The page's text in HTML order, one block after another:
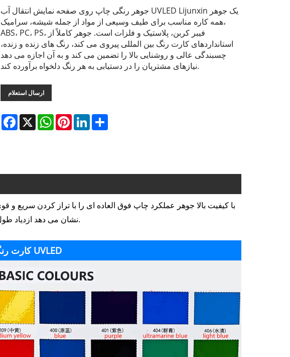
جوهر رنگی چاپ روی صفحه نمایش انتقال آب UVLED Lijunxin یک جوهر
همه کاره مناسب برای طیف وسیعی از مواد از جمله شیشه، سرامیک،
ABS، PC، PS، فیبر کربن، پلاستیک و فلزات است. جوهر کاملاً از
استانداردهای کارت رنگ بین المللی پیروی می کند، رنگ های زنده و زنده،
چسبندگی عالی و روشنایی بالا را تضمین می کند و به آن اجازه می دهد
نیازهای مشتریان را در دستیابی به هر رنگ دلخواه برآورده کند.
ارسال استعلام
Facebook
X WhatsAppPinterestLinkedInShare
نشان می دهد ازدیاد طول و چسبندگی عالی به بسترهای مختلف و روشنایی بالا.
کارت رنگی جوهر رنگی چاپ صفحه نمایش انتقال آب UVLED